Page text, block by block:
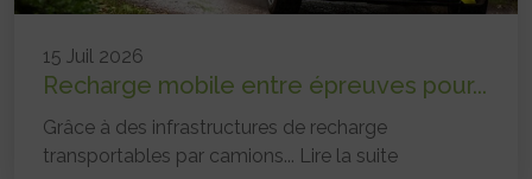
15 Juil 2026
Recharge mobile entre épreuves pour...
Grâce à des infrastructures de recharge
transportables par camions... Lire la suite